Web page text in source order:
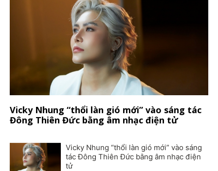
Vicky Nhung “thổi làn gió mới” vào sáng tác
Đông Thiên Đức bằng âm nhạc điện tử
Vicky Nhung “thổi làn gió mới” vào sáng
tác Đông Thiên Đức bằng âm nhạc điện
tử